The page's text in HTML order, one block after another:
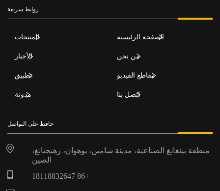
روابط سريعة
الصفحة الرئيسية المنتجات
من نحن الأخبار
مقاطع الفيديو تطبيق
اتصل بنا مدونة
حافظ على التواصل
منطقة بينغانغ الصناعية، مدينة شامين، يوهوان، زهيجيانغ،
الصين
+86 18118832647